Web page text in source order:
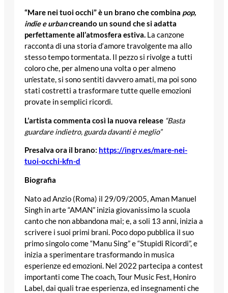
“Mare nei tuoi occhi” è un brano che combina pop,
indie e urbancreando un sound che si adatta
perfettamente all’atmosfera estiva. La canzone
racconta di una storia d‘amore travolgente ma allo
stesso tempo tormentata. Il pezzo si rivolge a tutti
coloro che, per almeno una volta o per almeno
un’estate, si sono sentiti davvero amati, ma poi sono
stati costretti a trasformare tutte quelle emozioni
provate in semplici ricordi.
L’artista commenta così la nuova release “Basta
guardare indietro, guarda davanti è meglio”
Presalva ora il brano: https://ingrv.es/mare-nei-
tuoi-occhi-kfn-d
Biografia
Nato ad Anzio (Roma) il 29/09/2005, Aman Manuel
Singh in arte “AMAN” inizia giovanissimo la scuola
canto che non abbandona mai; e, a soli 13 anni, inizia a
scrivere i suoi primi brani. Poco dopo pubblica il suo
primo singolo come “Manu Sing” e “Stupidi Ricordi”, e
inizia a sperimentare trasformando in musica
esperienze ed emozioni. Nel 2022 partecipa a contest
importanti come The coach, Tour Music Fest, Honiro
Label, dai quali trae esperienza, ed insegnamenti che